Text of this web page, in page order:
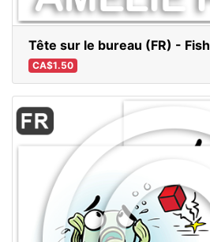
Tête sur le bureau (FR) - Fish
CA$1.50